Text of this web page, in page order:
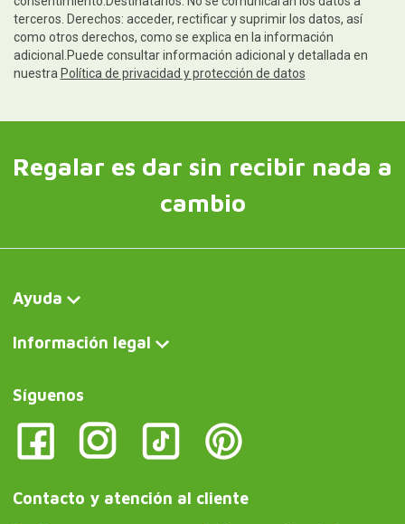
terceros. Derechos: acceder, rectificar y suprimir los datos, así
como otros derechos, como se explica en la información
adicional.Puede consultar información adicional y detallada en
nuestra Política de privacidad y protección de datos
Regalar es dar sin recibir nada a
cambio
Ayuda
Información legal
Síguenos
Contacto y atención al cliente